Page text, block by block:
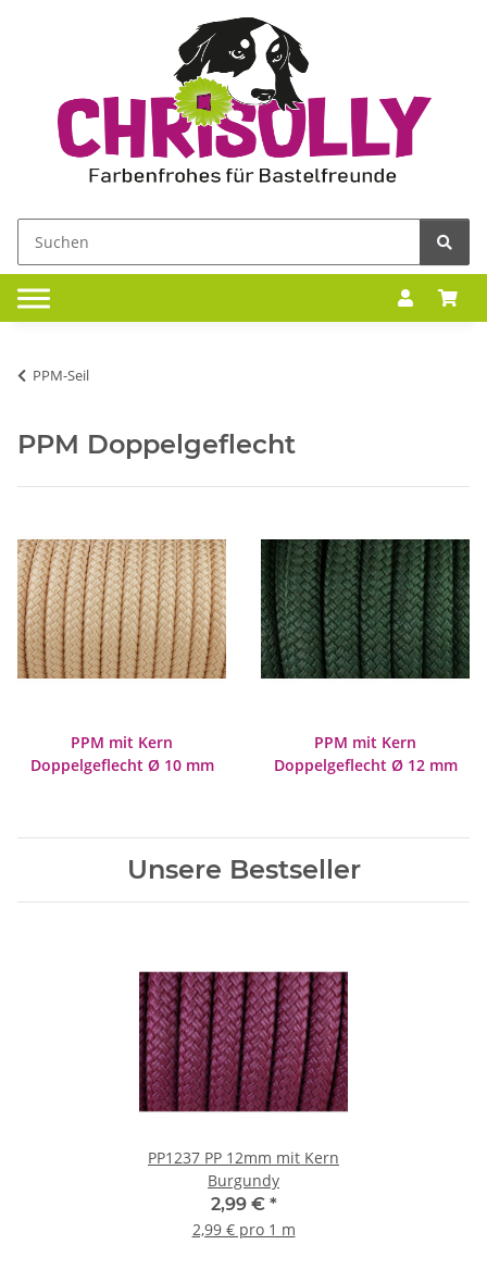
PPM-Seil
PPM Doppelgeflecht
PPM mit Kern
Doppelgeflecht Ø 10 mm
PPM mit Kern
Doppelgeflecht Ø 12 mm
Unsere Bestseller
PP1237 PP 12mm mit Kern
Burgundy
2,99 € *
2,99 € pro 1 m